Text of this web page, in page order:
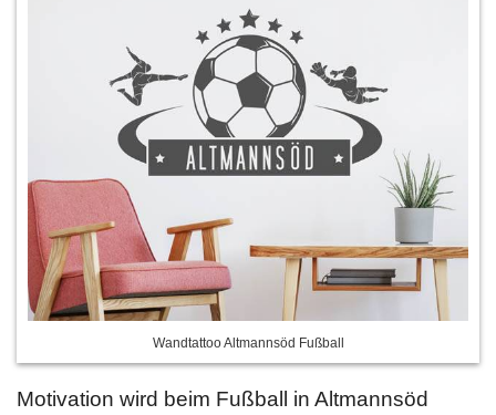
Wandtattoo Altmannsöd Fußball
Motivation wird beim Fußball in Altmannsöd